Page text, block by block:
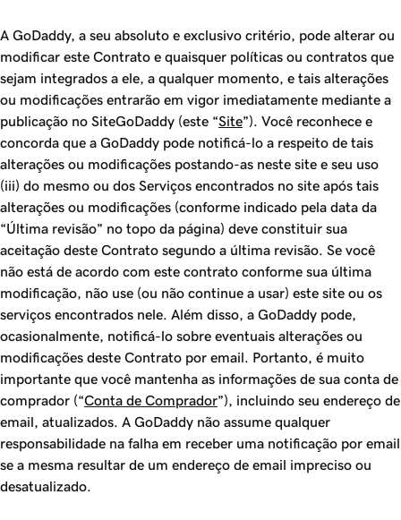
A GoDaddy, a seu absoluto e exclusivo critério, pode alterar ou
modificar este Contrato e quaisquer políticas ou contratos que
sejam integrados a ele, a qualquer momento, e tais alterações
ou modificações entrarão em vigor imediatamente mediante a
publicação no SiteGoDaddy (este “Site”). Você reconhece e
concorda que a GoDaddy pode notificá-lo a respeito de tais
alterações ou modificações postando-as neste site e seu uso
(iii) do mesmo ou dos Serviços encontrados no site após tais
alterações ou modificações (conforme indicado pela data da
“Última revisão” no topo da página) deve constituir sua
aceitação deste Contrato segundo a última revisão. Se você
não está de acordo com este contrato conforme sua última
modificação, não use (ou não continue a usar) este site ou os
serviços encontrados nele. Além disso, a GoDaddy pode,
ocasionalmente, notificá-lo sobre eventuais alterações ou
modificações deste Contrato por email. Portanto, é muito
importante que você mantenha as informações de sua conta de
comprador (“Conta de Comprador”), incluindo seu endereço de
email, atualizados. A GoDaddy não assume qualquer
responsabilidade na falha em receber uma notificação por email
se a mesma resultar de um endereço de email impreciso ou
desatualizado.